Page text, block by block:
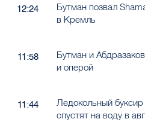
12:24
Бутман позвал
в Кремль
11:58
Бутман и
и оперой
11:44
Ледокольный
спустят на воду в